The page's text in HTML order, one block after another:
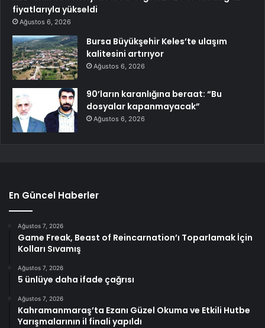
fiyatlarıyla yükseldi
Ağustos 6, 2026
Bursa Büyükşehir Keles’te ulaşım
kalitesini artırıyor
Ağustos 6, 2026
90’ların karanlığına beraat: “Bu
dosyalar kapanmayacak”
Ağustos 6, 2026
En Güncel Haberler
Ağustos 7, 2026
Game Freak, Beast of Reincarnation’ı Toparlamak İçin
Kolları Sıvamış
Ağustos 7, 2026
5 ünlüye daha ifade çağrısı
Ağustos 7, 2026
Kahramanmaraş’ta Ezanı Güzel Okuma ve Etkili Hutbe
Yarışmalarının il finali yapıldı